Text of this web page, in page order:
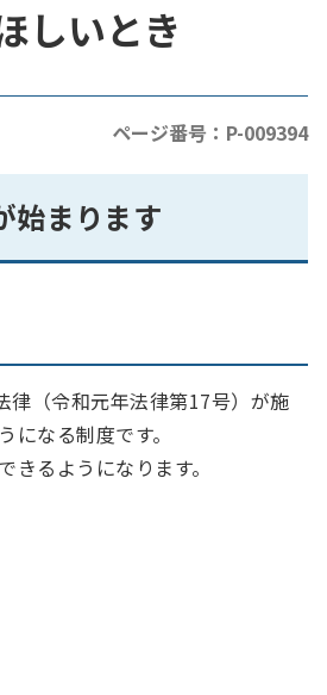
しいとき
ページ番号：P-009394
始まります
（令和元年法律第17号）が施
なる制度です。
るようになります。